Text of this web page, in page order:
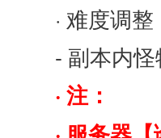
· 难度调整
- 副本内
· 注：